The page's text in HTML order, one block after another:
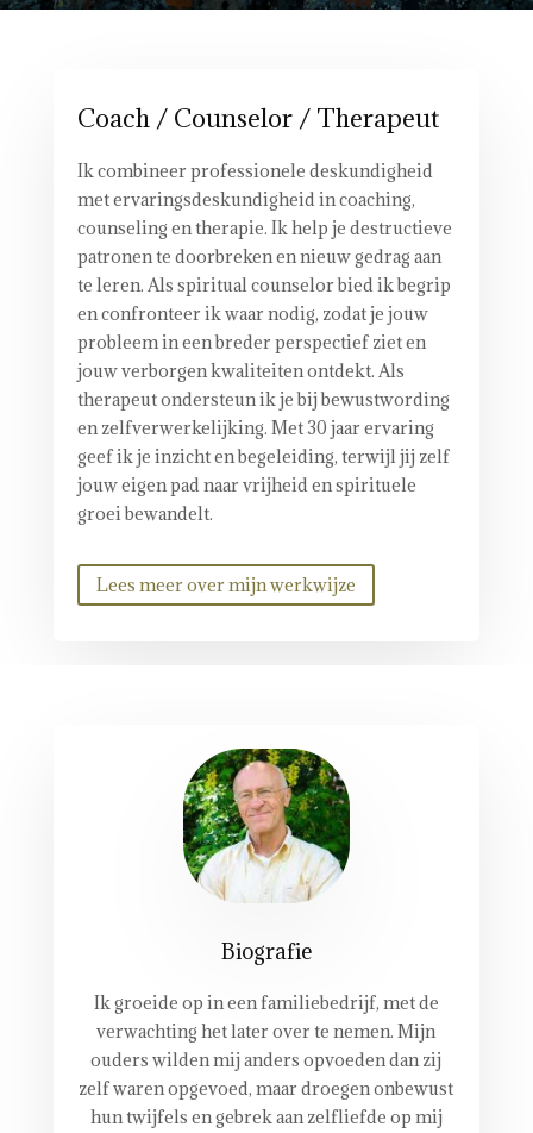
Coach / Counselor / Therapeut
Ik combineer professionele deskundigheid
met ervaringsdeskundigheid in coaching,
counseling en therapie. Ik help je destructieve
patronen te doorbreken en nieuw gedrag aan
te leren. Als spiritual counselor bied ik begrip
en confronteer ik waar nodig, zodat je jouw
probleem in een breder perspectief ziet en
jouw verborgen kwaliteiten ontdekt. Als
therapeut ondersteun ik je bij bewustwording
en zelfverwerkelijking. Met 30 jaar ervaring
geef ik je inzicht en begeleiding, terwijl jij zelf
jouw eigen pad naar vrijheid en spirituele
groei bewandelt.
Lees meer over mijn werkwijze
Biografie
Ik groeide op in een familiebedrijf, met de
verwachting het later over te nemen. Mijn
ouders wilden mij anders opvoeden dan zij
zelf waren opgevoed, maar droegen onbewust
hun twijfels en gebrek aan zelfliefde op mij